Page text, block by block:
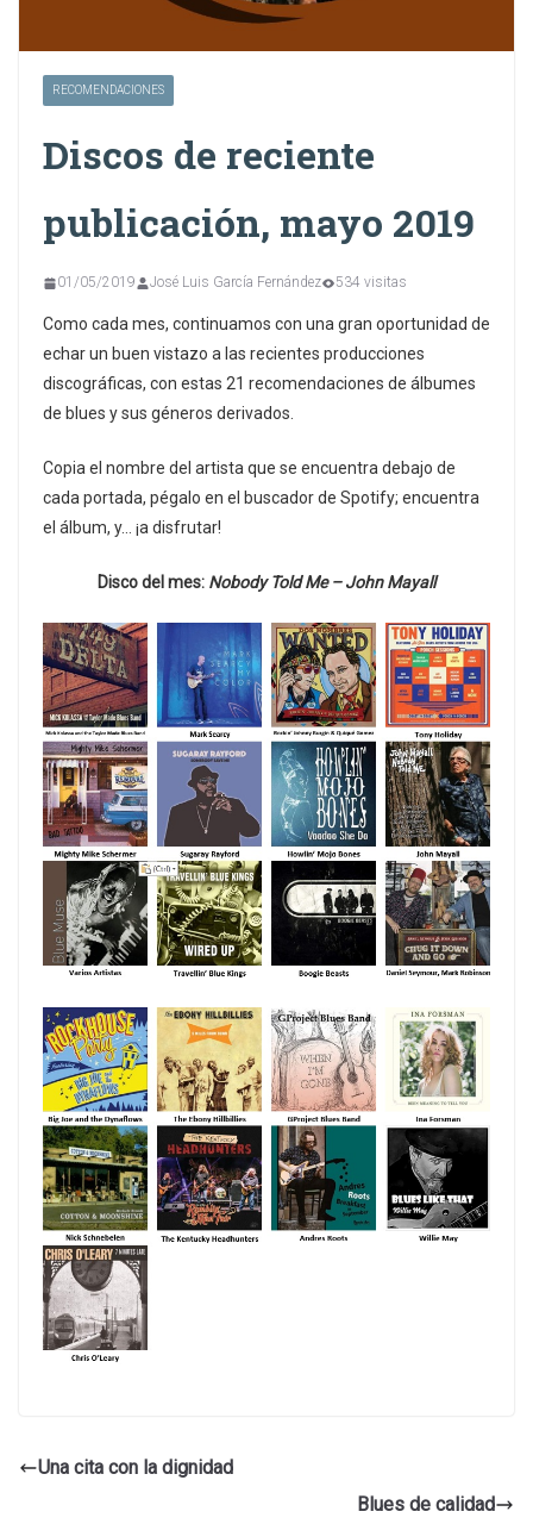
RECOMENDACIONES
Discos de reciente
publicación, mayo 2019
01/05/2019 José Luis García Fernández 534 visitas
Como cada mes, continuamos con una gran oportunidad de
echar un buen vistazo a las recientes producciones
discográficas, con estas 21 recomendaciones de álbumes
de blues y sus géneros derivados.
Copia el nombre del artista que se encuentra debajo de
cada portada, pégalo en el buscador de Spotify; encuentra
el álbum, y… ¡a disfrutar!
Disco del mes: Nobody Told Me – John Mayall
Una cita con la dignidad
Blues de calidad